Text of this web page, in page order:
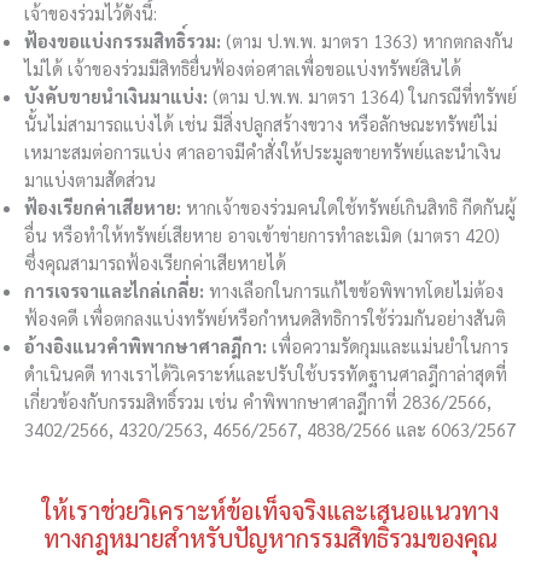
เจ้าของร่วมไว้ดังนี้:
ฟ้องขอแบ่งกรรมสิทธิ์รวม: (ตาม ป.พ.พ. มาตรา 1363) หากตกลงกัน
ไม่ได้ เจ้าของร่วมมีสิทธิยื่นฟ้องต่อศาลเพื่อขอแบ่งทรัพย์สินได้
บังคับขายนำเงินมาแบ่ง: (ตาม ป.พ.พ. มาตรา 1364) ในกรณีที่ทรัพย์
นั้นไม่สามารถแบ่งได้ เช่น มีสิ่งปลูกสร้างขวาง หรือลักษณะทรัพย์ไม่
เหมาะสมต่อการแบ่ง ศาลอาจมีคำสั่งให้ประมูลขายทรัพย์และนำเงิน
มาแบ่งตามสัดส่วน
ฟ้องเรียกค่าเสียหาย: หากเจ้าของร่วมคนใดใช้ทรัพย์เกินสิทธิ กีดกันผู้
อื่น หรือทำให้ทรัพย์เสียหาย อาจเข้าข่ายการทำละเมิด (มาตรา 420)
ซึ่งคุณสามารถฟ้องเรียกค่าเสียหายได้
การเจรจาและไกล่เกลี่ย: ทางเลือกในการแก้ไขข้อพิพาทโดยไม่ต้อง
ฟ้องคดี เพื่อตกลงแบ่งทรัพย์หรือกำหนดสิทธิการใช้ร่วมกันอย่างสันติ
อ้างอิงแนวคำพิพากษาศาลฎีกา: เพื่อความรัดกุมและแม่นยำในการ
ดำเนินคดี ทางเราได้วิเคราะห์และปรับใช้บรรทัดฐานศาลฎีกาล่าสุดที่
เกี่ยวข้องกับกรรมสิทธิ์รวม เช่น คำพิพากษาศาลฎีกาที่ 2836/2566,
3402/2566, 4320/2563, 4656/2567, 4838/2566 และ 6063/2567
ให้เราช่วยวิเคราะห์ข้อเท็จจริงและเสนอแนวทาง
ทางกฎหมายสำหรับปัญหากรรมสิทธิ์รวมของคุณ